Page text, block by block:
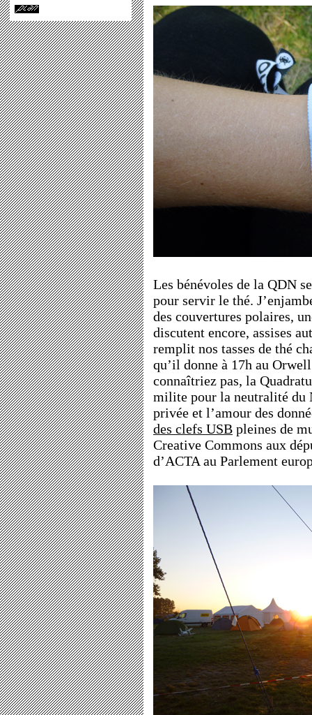
Les bénévoles de la QDN
pour servir le thé.
des couvertures polaires,
discutent encore, assises
remplit nos tasses de thé
qu’il donne à 17h au
connaîtriez pas, la
milite pour la neutralité du
privée et l’amour des
des clefs USB pleines de
Creative Commons aux
d’ACTA au Parlement